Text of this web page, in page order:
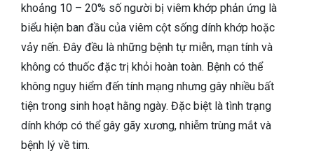
khoảng 10 – 20% số người bị viêm khớp phản ứng là
biểu hiện ban đầu của viêm cột sống dính khớp hoặc
vảy nến. Đây đều là những bệnh tự miễn, mạn tính và
không có thuốc đặc trị khỏi hoàn toàn. Bệnh có thể
không nguy hiểm đến tính mạng nhưng gây nhiều bất
tiện trong sinh hoạt hằng ngày. Đặc biệt là tình trạng
dính khớp có thể gây gãy xương, nhiễm trùng mắt và
bệnh lý về tim.